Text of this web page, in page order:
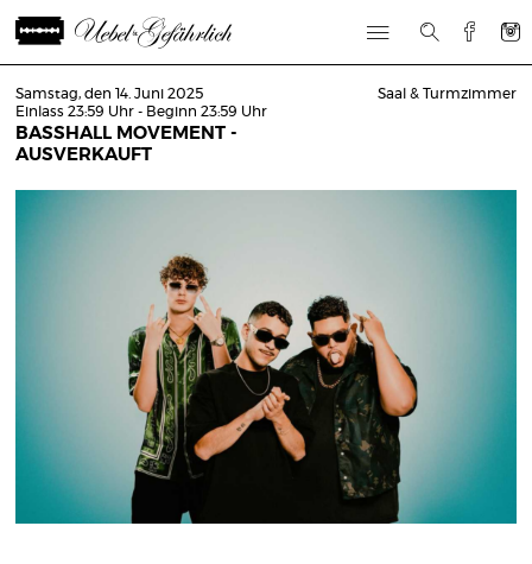
Samstag, den 14. Juni 2025
Einlass 23:59 Uhr - Beginn 23:59 Uhr
BASSHALL MOVEMENT -
AUSVERKAUFT
Saal & Turmzimmer